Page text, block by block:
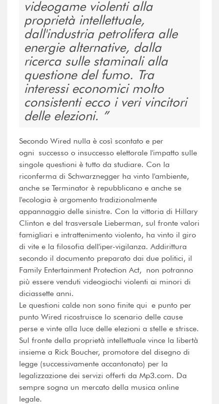
videogame violenti alla
proprietà intellettuale,
dall'industria petrolifera alle
energie alternative, dalla
ricerca sulle staminali alla
questione del fumo. Tra
interessi economici molto
consistenti ecco i veri vincitori
delle elezioni.
Secondo Wired nulla è così scontato e per
ogni successo o insuccesso elettorale l'impatto sulle
singole questioni è tutto da studiare. Con la
riconferma di Schwarznegger ha vinto l'ambiente,
anche se Terminator è repubblicano e anche se
l'ecologia è argomento tradizionalmente
appannaggio delle sinistre. Con la vittoria di Hillary
Clinton e del trasversale Lieberman, sul fronte valori
famigliari e intrattenimento violento, ha vinto il giro
di vite e la filosofia dell'iper-vigilanza. Addirittura
secondo il documento preparato dai due politici, il
Family Entertainment Protection Act, non potranno
più essere venduti videogiochi violenti ai minori di
diciassette anni.
Le questioni calde non sono finite qui e punto per
punto Wired ricostruisce lo scenario delle cause
perse e vinte alla luce delle elezioni a stelle e strisce.
Sul fronte della proprietà intellettuale vince la libertà
insieme a Rick Boucher, promotore del disegno di
legge (successivamente accantonato) per la
legalizzazione dei servizi offerti da Mp3.com. Da
sempre sogna un mercato della musica online
legale.